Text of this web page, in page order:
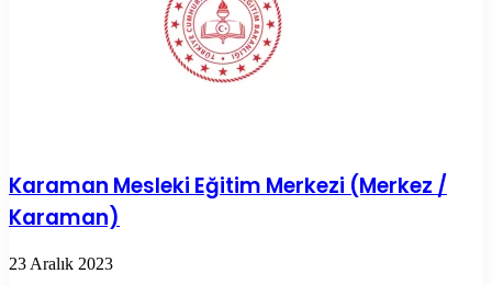
Karaman Mesleki Eğitim Merkezi (Merkez /
Karaman)
23 Aralık 2023